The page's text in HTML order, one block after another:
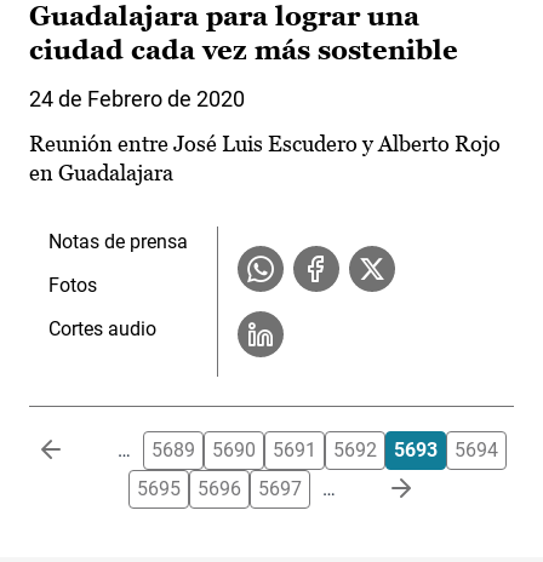
Guadalajara para lograr una
ciudad cada vez más sostenible
24 de Febrero de 2020
Reunión entre José Luis Escudero y Alberto Rojo
en Guadalajara
Notas de prensa
Fotos
Cortes audio
Paginación … 5689 5690 5691 5692 5693
5694
5695
5696 5697 …